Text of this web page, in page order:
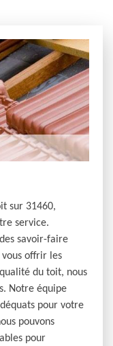
sur 31460,
service.
savoir-faire
vous offrir les
du toit, nous
Notre équipe
pour votre
pouvons
pour